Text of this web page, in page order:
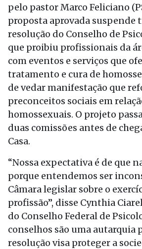
pelo pastor Marco Feliciano
proposta aprovada suspende
resolução do Conselho de
que proibiu profissionais da
com eventos e serviços que
tratamento e cura de
de vedar manifestação que
preconceitos sociais em
homossexuais. O projeto
duas comissões antes de
Casa.
“Nossa expectativa é de que
porque entendemos ser
Câmara legislar sobre o
profissão”, disse Cynthia
do Conselho Federal de
conselhos são uma autarquia
resolução visa proteger a